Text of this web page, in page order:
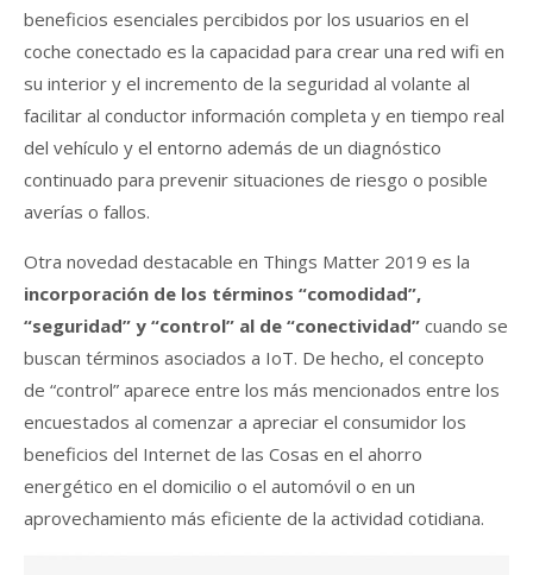
beneficios esenciales percibidos por los usuarios en el
coche conectado es la capacidad para crear una red wifi en
su interior y el incremento de la seguridad al volante al
facilitar al conductor información completa y en tiempo real
del vehículo y el entorno además de un diagnóstico
continuado para prevenir situaciones de riesgo o posible
averías o fallos.
Otra novedad destacable en Things Matter 2019 es la
incorporación de los términos “comodidad”,
“seguridad” y “control” al de “conectividad” cuando se
buscan términos asociados a IoT. De hecho, el concepto
de “control” aparece entre los más mencionados entre los
encuestados al comenzar a apreciar el consumidor los
beneficios del Internet de las Cosas en el ahorro
energético en el domicilio o el automóvil o en un
aprovechamiento más eficiente de la actividad cotidiana.